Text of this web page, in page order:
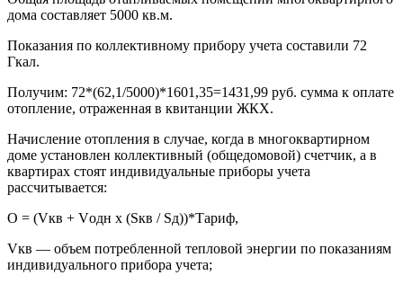
дома составляет 5000 кв.м.
Показания по коллективному прибору учета составили 72
Гкал.
Получим: 72*(62,1/5000)*1601,35=1431,99 руб. сумма к оплате
отопление, отраженная в квитанции ЖКХ.
Начисление отопления в случае, когда в многоквартирном
доме установлен коллективный (общедомовой) счетчик, а в
квартирах стоят индивидуальные приборы учета
рассчитывается:
О = (Vкв + Vодн х (Sкв / Sд))*Тариф,
Vкв — объем потребленной тепловой энергии по показаниям
индивидуального прибора учета;